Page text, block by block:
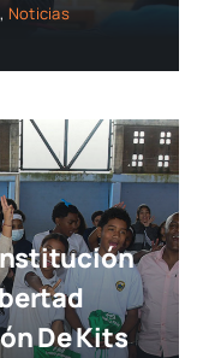
, Noticias
De Kits